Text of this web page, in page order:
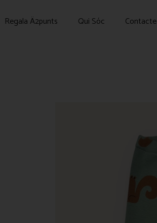
Regala Ä2punts Qui Sóc Contacte